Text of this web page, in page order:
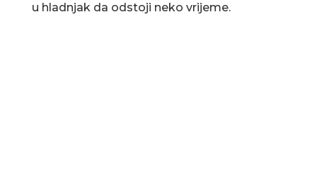
u hladnjak da odstoji neko vrijeme.